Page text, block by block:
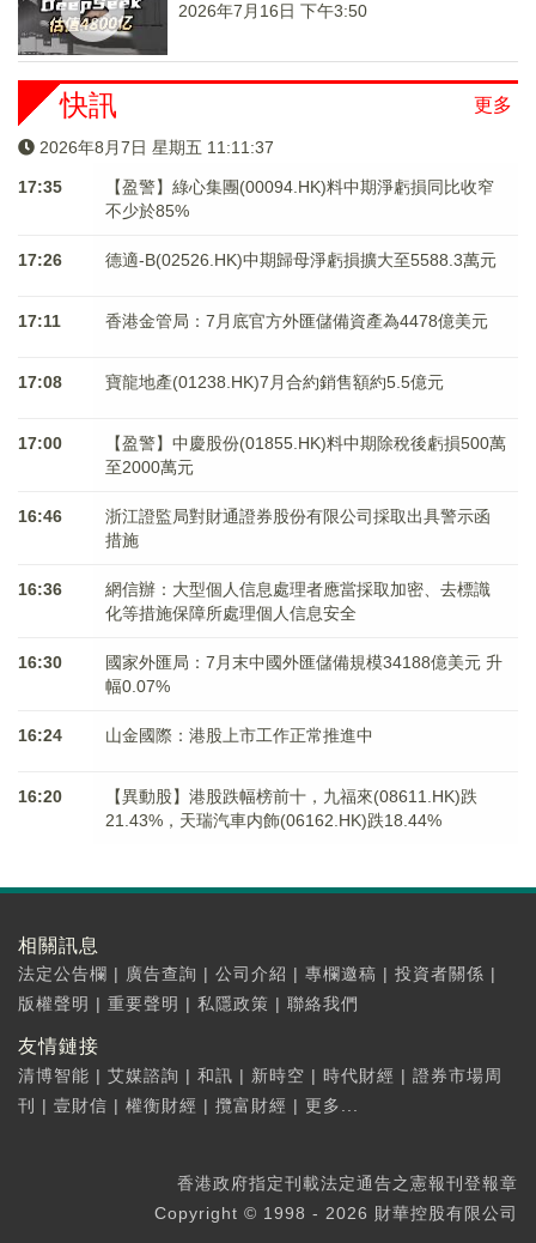
2026年7月16日 下午3:50
更多
快訊
2026年8月7日 星期五 11:11:37
17:35
【盈警】綠心集團(00094.HK)料中期淨虧損同比收窄
不少於85%
17:26 德適-B(02526.HK)中期歸母淨虧損擴大至5588.3萬元
17:11 香港金管局：7月底官方外匯儲備資產為4478億美元
17:08 寶龍地產(01238.HK)7月合約銷售額約5.5億元
17:00
【盈警】中慶股份(01855.HK)料中期除稅後虧損500萬
至2000萬元
16:46
浙江證監局對財通證券股份有限公司採取出具警示函
措施
16:36
網信辦：大型個人信息處理者應當採取加密、去標識
化等措施保障所處理個人信息安全
16:30
國家外匯局：7月末中國外匯儲備規模34188億美元 升
幅0.07%
16:24 山金國際：港股上市工作正常推進中
16:20
【異動股】港股跌幅榜前十，九福來(08611.HK)跌
21.43%，天瑞汽車内飾(06162.HK)跌18.44%
相關訊息
法定公告欄 | 廣告查詢 | 公司介紹 | 專欄邀稿 | 投資者關係 |
版權聲明 | 重要聲明 | 私隱政策 | 聯絡我們
友情鏈接
清博智能 | 艾媒諮詢 | 和訊 | 新時空 | 時代財經 | 證券市場周
刊 | 壹財信 | 權衡財經 | 攬富財經 | 更多...
香港政府指定刊載法定通告之憲報刊登報章
Copyright © 1998 - 2026 財華控股有限公司